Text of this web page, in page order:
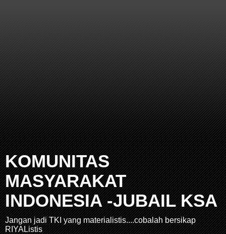
KOMUNITAS
MASYARAKAT
INDONESIA -JUBAIL KSA
Jangan jadi TKI yang materialistis....cobalah bersikap
RIYAListis